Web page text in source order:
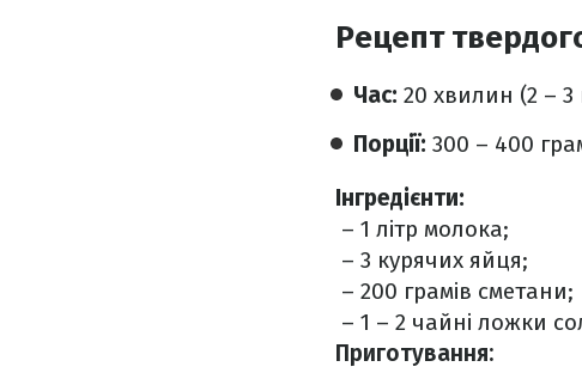
Рецепт
Час: 20 хвилин (2 – 3
Порції: 300 – 400
Інгредієнти:
– 1 літр молока;
– 3 курячих яйця;
– 200 грамів сметани;
– 1 – 2 чайні ложки
Приготування: